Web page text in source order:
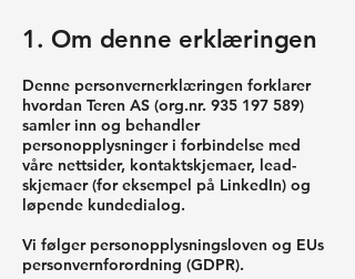
1. Om denne erklæringen
Denne personvernerklæringen forklarer
hvordan Teren AS (org.nr. 935 197 589)
samler inn og behandler
personopplysninger i forbindelse med
våre nettsider, kontaktskjemaer, lead-
skjemaer (for eksempel på LinkedIn) og
løpende kundedialog.
Vi følger personopplysningsloven og EUs
personvernforordning (GDPR).